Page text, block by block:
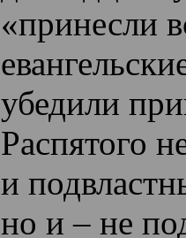
«принесли
убедили
Распятого
и
но и – не